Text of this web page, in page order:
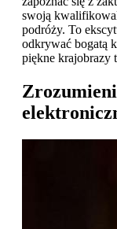
swoją
podróży. To
odkrywać bogatą
piękne krajobrazy